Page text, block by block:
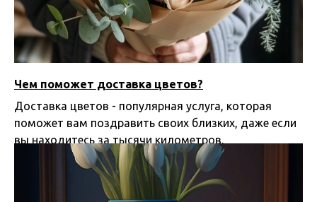
Чем поможет доставка цветов?
Доставка цветов - популярная услуга, которая
поможет вам поздравить своих близких, даже если
вы находитесь за тысячи километров.
04.04.2024 12:58